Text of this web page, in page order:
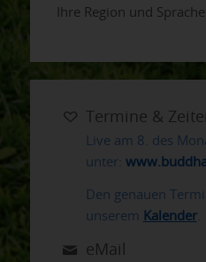
Ihre Region und Sprache
Termine &
Live am 8. des
unter:
Den genauen
unserem Kalender.
eMail